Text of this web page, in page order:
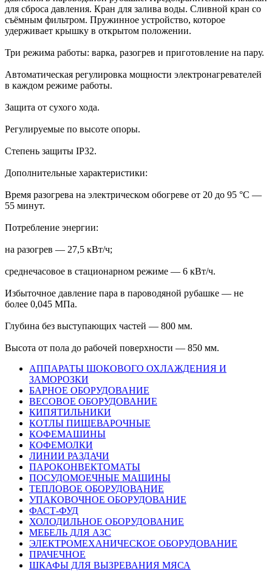
для сброса давления. Кран для залива воды. Сливной кран со
съёмным фильтром. Пружинное устройство, которое
удерживает крышку в открытом положении.
Три режима работы: варка, разогрев и приготовление на пару.
Автоматическая регулировка мощности электронагревателей
в каждом режиме работы.
Защита от сухого хода.
Регулируемые по высоте опоры.
Степень защиты IP32.
Дополнительные характеристики:
Время разогрева на электрическом обогреве от 20 до 95 °C —
55 минут.
Потребление энергии:
на разогрев — 27,5 кВт/ч;
среднечасовое в стационарном режиме — 6 кВт/ч.
Избыточное давление пара в пароводяной рубашке — не
более 0,045 МПа.
Глубина без выступающих частей — 800 мм.
Высота от пола до рабочей поверхности — 850 мм.
АППАРАТЫ ШОКОВОГО ОХЛАЖДЕНИЯ И
ЗАМОРОЗКИ
БАРНОЕ ОБОРУДОВАНИЕ
ВЕСОВОЕ ОБОРУДОВАНИЕ
КИПЯТИЛЬНИКИ
КОТЛЫ ПИЩЕВАРОЧНЫЕ
КОФЕМАШИНЫ
КОФЕМОЛКИ
ЛИНИИ РАЗДАЧИ
ПАРОКОНВЕКТОМАТЫ
ПОСУДОМОЕЧНЫЕ МАШИНЫ
ТЕПЛОВОЕ ОБОРУДОВАНИЕ
УПАКОВОЧНОЕ ОБОРУДОВАНИЕ
ФАСТ-ФУД
ХОЛОДИЛЬНОЕ ОБОРУДОВАНИЕ
МЕБЕЛЬ ДЛЯ АЗС
ЭЛЕКТРОМЕХАНИЧЕСКОЕ ОБОРУДОВАНИЕ
ПРАЧЕЧНОЕ
ШКАФЫ ДЛЯ ВЫЗРЕВАНИЯ МЯСА